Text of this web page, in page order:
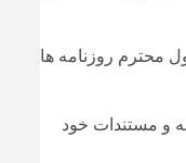
مسئول محترم روزنامه ها
و مستندات خود